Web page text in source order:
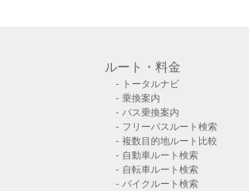
ルート・料金
トータルナビ
乗換案内
バス乗換案内
フリーパスルート検索
複数目的地ルート比較
自動車ルート検索
自転車ルート検索
バイクルート検索